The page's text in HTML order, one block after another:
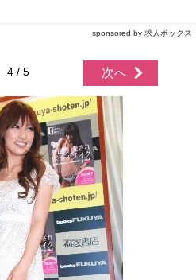
sponsored by 求人ボックス
4 / 5 次へ